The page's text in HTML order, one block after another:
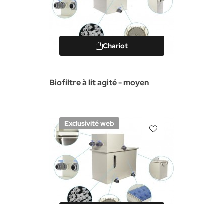
Chariot
Biofiltre à lit agité - moyen
Exclusivité web